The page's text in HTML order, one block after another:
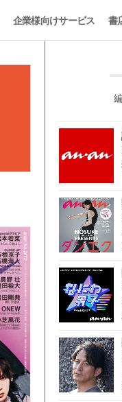
企業様向けサービス 書